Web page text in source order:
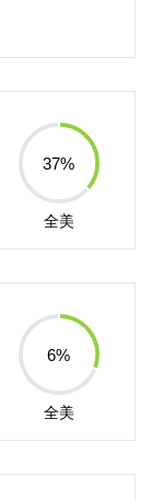
37%
全美
6%
全美